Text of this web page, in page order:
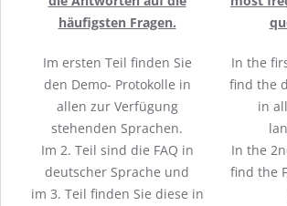
häufigsten Fragen.
Im ersten Teil finden Sie
den Demo- Protokolle in
allen zur Verfügung
stehenden Sprachen.
Im 2. Teil sind die FAQ in
deutscher Sprache und
im 3. Teil finden Sie diese in
In the
find the
in
In the
find the